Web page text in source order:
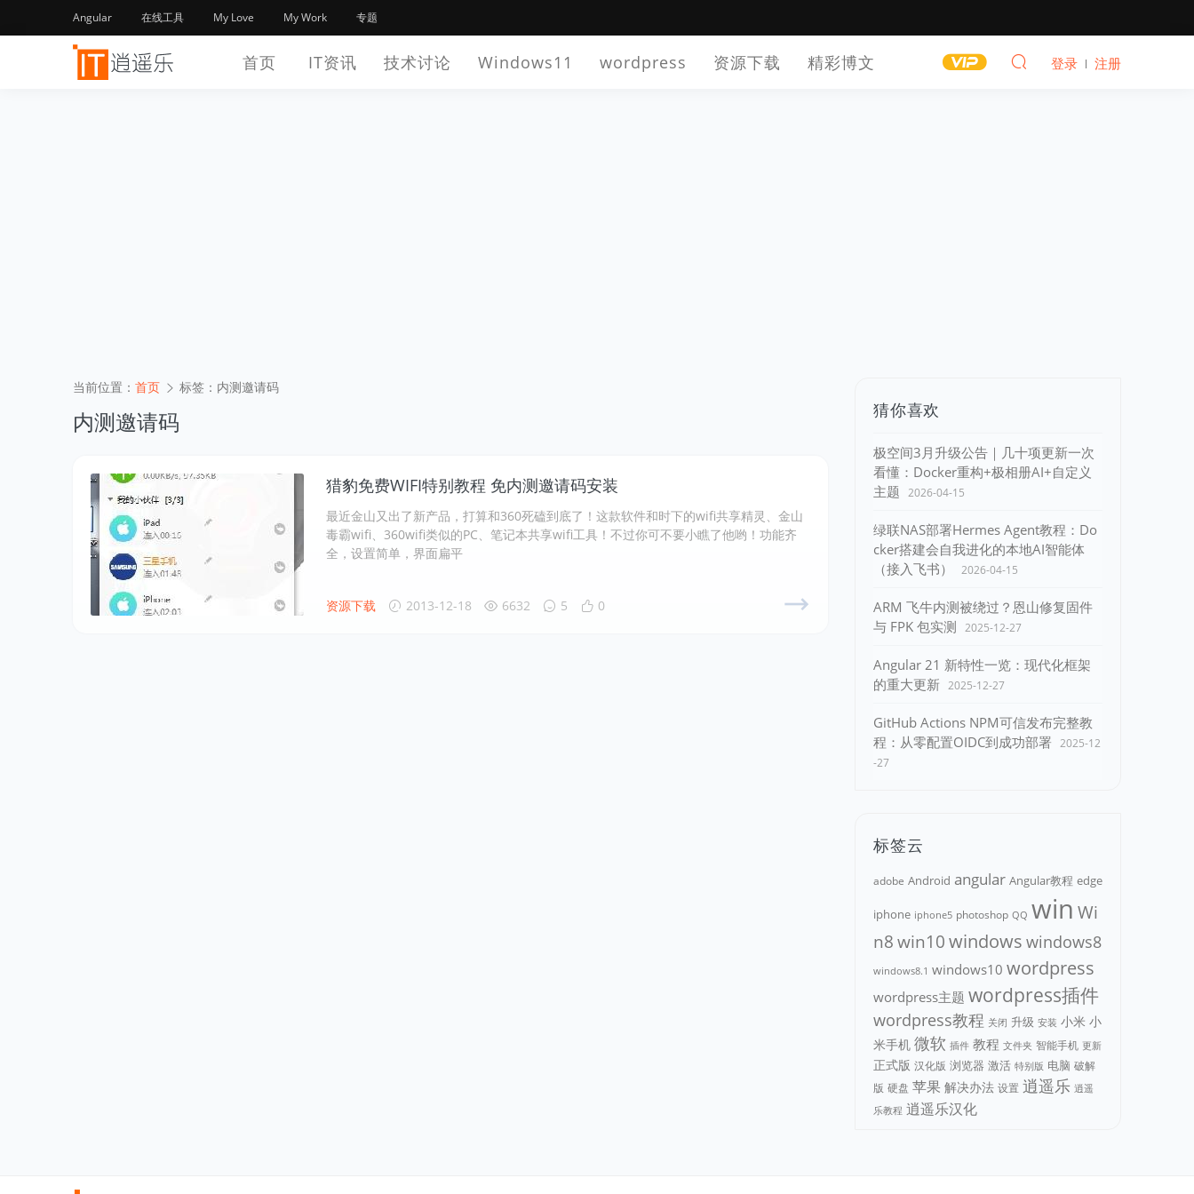
Angular 在线工具 My Love My Work 专题
首页 IT资讯 技术讨论 Windows11 wordpress 资源下载 精彩博文 登录 注册
当前位置： 首页 标签：内测邀请码
内测邀请码
猎豹免费WIFI特别教程 免内测邀请码安装
最近金山又出了新产品，打算和360死磕到底了！这款软件和时下的wifi共享精灵、金山
毒霸wifi、360wifi类似的PC、笔记本共享wifi工具！不过你可不要小瞧了他哟！功能齐
全，设置简单，界面扁平
资源下载 2013-12-18 6632 5 0
猜你喜欢
极空间3月升级公告｜几十项更新一次
看懂：Docker重构+极相册AI+自定义
主题 2026-04-15
绿联NAS部署Hermes Agent教程：Do
cker搭建会自我进化的本地AI智能体
（接入飞书）
2026-04-15
ARM 飞牛内测被绕过？恩山修复固件
与 FPK 包实测 2025-12-27
Angular 21 新特性一览：现代化框架
的重大更新 2025-12-27
GitHub Actions NPM可信发布完整教
程：从零配置OIDC到成功部署 2025-12
-27
标签云
adobe Android angular Angular教程 edge
iphone iphone5 photoshop QQ win Wi
n8win10windows windows8
windows8.1 windows10 wordpress
wordpress主题 wordpress插件
wordpress教程 关闭 升级 安装 小米 小
米手机 微软 插件 教程 文件夹 智能手机 更新
正式版 汉化版 浏览器 激活 特别版 电脑 破解
版 硬盘 苹果 解决办法 设置 逍遥乐 逍遥
乐教程 逍遥乐汉化